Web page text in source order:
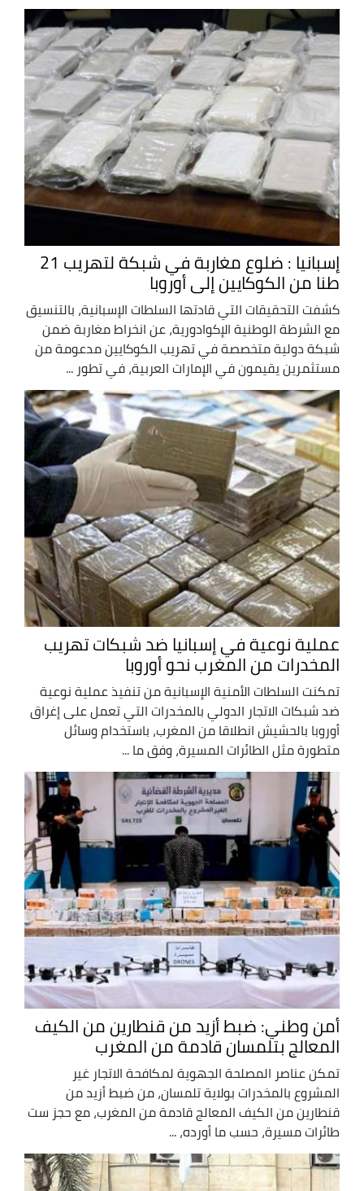
إسبانيا : ضلوع مغاربة في شبكة لتهريب 21
طنا من الكوكايين إلى أوروبا
كشفت التحقيقات التي قادتها السلطات الإسبانية، بالتنسيق
مع الشرطة الوطنية الإكوادورية، عن انخراط مغاربة ضمن
شبكة دولية متخصصة في تهريب الكوكايين مدعومة من
مستثمرين يقيمون في الإمارات العربية، في تطور ...
عملية نوعية في إسبانيا ضد شبكات تهريب
المخدرات من المغرب نحو أوروبا
تمكنت السلطات الأمنية الإسبانية من تنفيذ عملية نوعية
ضد شبكات الاتجار الدولي بالمخدرات التي تعمل على إغراق
أوروبا بالحشيش انطلاقا من المغرب، باستخدام وسائل
متطورة مثل الطائرات المسيرة، وفق ما ...
أمن وطني: ضبط أزيد من قنطارين من الكيف
المعالج بتلمسان قادمة من المغرب
تمكن عناصر المصلحة الجهوية لمكافحة الاتجار غير
المشروع بالمخدرات بولاية تلمسان، من ضبط أزيد من
قنطارين من الكيف المعالج قادمة من المغرب، مع حجز ست
طائرات مسيرة، حسب ما أورده، ...